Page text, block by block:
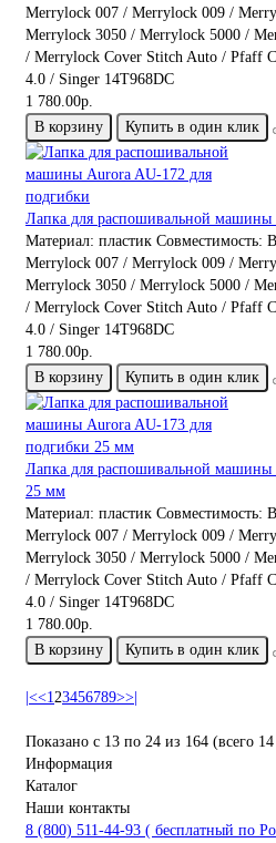
Merrylock 007 / Merrylock 009 /
Merrylock 3050 / Merrylock 5000 /
/ Merrylock Cover Stitch Auto / Pfaff
4.0 / Singer 14T968DC
1 780.00р.
В корзину
Купить в один клик
Лапка для распошивальной машины
Материал: пластик Совместимость:
Merrylock 007 / Merrylock 009 /
Merrylock 3050 / Merrylock 5000 /
/ Merrylock Cover Stitch Auto / Pfaff
4.0 / Singer 14T968DC
1 780.00р.
В корзину
Купить в один клик
Лапка для распошивальной машины
25 мм
Материал: пластик Совместимость:
Merrylock 007 / Merrylock 009 /
Merrylock 3050 / Merrylock 5000 /
/ Merrylock Cover Stitch Auto / Pfaff
4.0 / Singer 14T968DC
1 780.00р.
В корзину
Купить в один клик
|<<1 23456789>>|
Показано с 13 по 24 из 164 (всего
Информация
Каталог
Наши контакты
8 (800) 511-44-93 ( бесплатный по